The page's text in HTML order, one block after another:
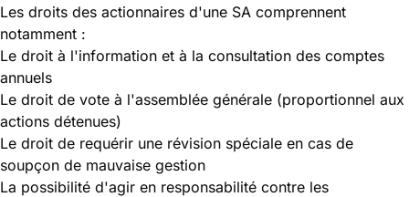
Les droits des actionnaires d'une SA comprennent
notamment :
Le droit à l'information et à la consultation des comptes
annuels
Le droit de vote à l'assemblée générale (proportionnel aux
actions détenues)
Le droit de requérir une révision spéciale en cas de
soupçon de mauvaise gestion
La possibilité d'agir en responsabilité contre les